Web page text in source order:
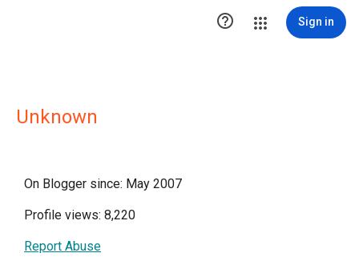
 Sign in
Unknown
On Blogger since: May 2007
Profile views: 8,220
Report Abuse